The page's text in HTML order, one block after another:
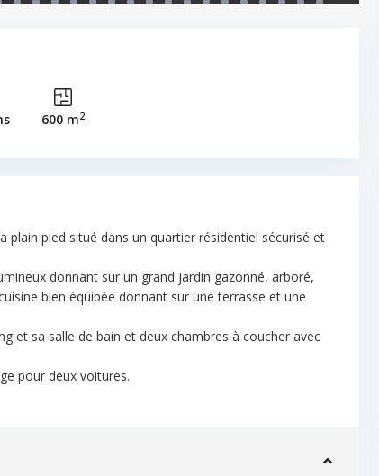
600 m2
plain pied situé dans un quartier résidentiel sécurisé et
donnant sur un grand jardin gazonné, arboré,
bien équipée donnant sur une terrasse et une
et sa salle de bain et deux chambres à coucher avec
pour deux voitures.